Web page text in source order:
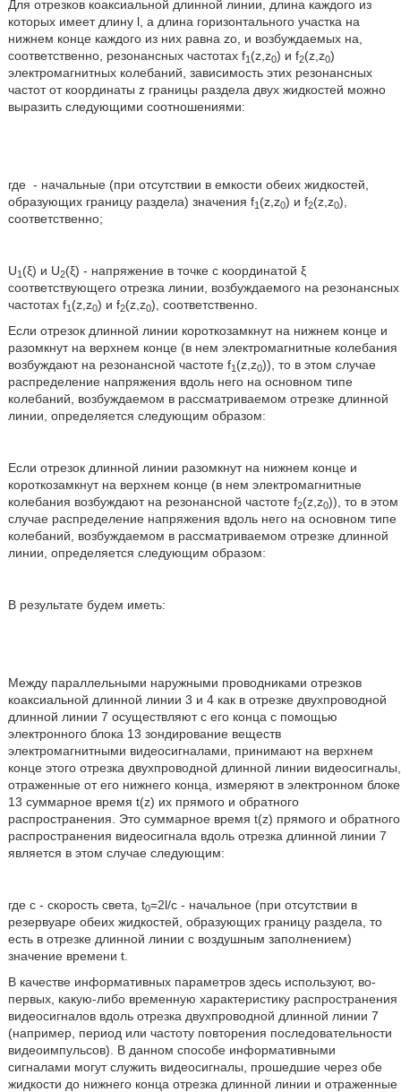
Для отрезков коаксиальной длинной линии, длина каждого из
которых имеет длину l, а длина горизонтального участка на
нижнем конце каждого из них равна zo, и возбуждаемых на,
соответственно, резонансных частотах f1 (z,z0) и f2(z,z0)
электромагнитных колебаний, зависимость этих резонансных
частот от координаты z границы раздела двух жидкостей можно
выразить следующими соотношениями:
где - начальные (при отсутствии в емкости обеих жидкостей,
образующих границу раздела) значения f1 (z,z0) и f2(z,z0),
соответственно;
U1 (ξ) и U2(ξ) - напряжение в точке с координатой ξ
соответствующего отрезка линии, возбуждаемого на резонансных
частотах f1 (z,z0) и f2(z,z0), соответственно.
Если отрезок длинной линии короткозамкнут на нижнем конце и
разомкнут на верхнем конце (в нем электромагнитные колебания
возбуждают на резонансной частоте f1 (z,z0)), то в этом случае
распределение напряжения вдоль него на основном типе
колебаний, возбуждаемом в рассматриваемом отрезке длинной
линии, определяется следующим образом:
Если отрезок длинной линии разомкнут на нижнем конце и
короткозамкнут на верхнем конце (в нем электромагнитные
колебания возбуждают на резонансной частоте f2(z,z0)), то в этом
случае распределение напряжения вдоль него на основном типе
колебаний, возбуждаемом в рассматриваемом отрезке длинной
линии, определяется следующим образом:
В результате будем иметь:
Между параллельными наружными проводниками отрезков
коаксиальной длинной линии 3 и 4 как в отрезке двухпроводной
длинной линии 7 осуществляют с его конца с помощью
электронного блока 13 зондирование веществ
электромагнитными видеосигналами, принимают на верхнем
конце этого отрезка двухпроводной длинной линии видеосигналы,
отраженные от его нижнего конца, измеряют в электронном блоке
13 суммарное время t(z) их прямого и обратного
распространения. Это суммарное время t(z) прямого и обратного
распространения видеосигнала вдоль отрезка длинной линии 7
является в этом случае следующим:
где с - скорость света, t0=2l/с - начальное (при отсутствии в
резервуаре обеих жидкостей, образующих границу раздела, то
есть в отрезке длинной линии с воздушным заполнением)
значение времени t.
В качестве информативных параметров здесь используют, во-
первых, какую-либо временную характеристику распространения
видеосигналов вдоль отрезка двухпроводной длинной линии 7
(например, период или частоту повторения последовательности
видеоимпульсов). В данном способе информативными
сигналами могут служить видеосигналы, прошедшие через обе
жидкости до нижнего конца отрезка длинной линии и отраженные